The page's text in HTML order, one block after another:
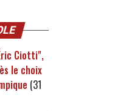
Ciotti",
le choix
(31